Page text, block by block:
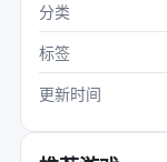
分类
标签
更新时间